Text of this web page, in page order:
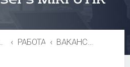
РАБОТА ВАКАНСИИ